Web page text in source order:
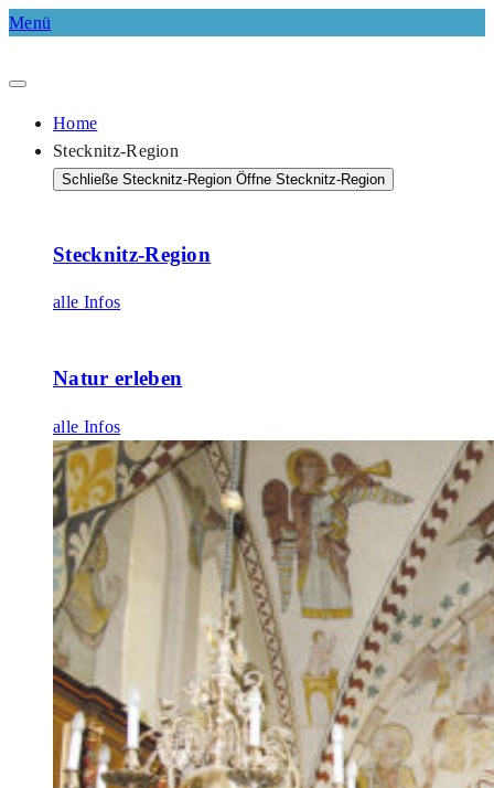
Menü
Home
Stecknitz-Region
Schließe Stecknitz-Region Öffne Stecknitz-Region
Stecknitz-Region
alle Infos
Natur erleben
alle Infos